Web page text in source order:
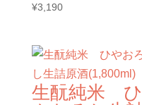
¥3,190
生酛純米 ひ